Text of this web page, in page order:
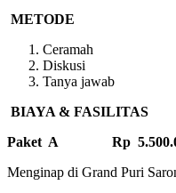
METODE
Ceramah
Diskusi
Tanya jawab
BIAYA & FASILITAS
Paket A Rp
Menginap di Grand Puri